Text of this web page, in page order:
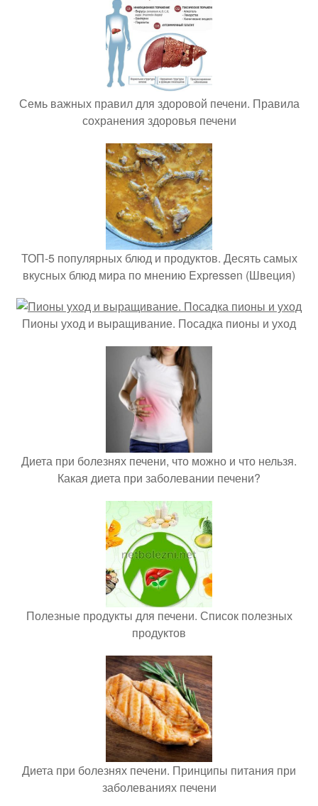
Семь важных правил для здоровой печени. Правила
сохранения здоровья печени
ТОП-5 популярных блюд и продуктов. Десять самых
вкусных блюд мира по мнению Expressen (Швеция)
Пионы уход и выращивание. Посадка пионы и уход
Диета при болезнях печени, что можно и что нельзя.
Какая диета при заболевании печени?
Полезные продукты для печени. Список полезных
продуктов
Диета при болезнях печени. Принципы питания при
заболеваниях печени